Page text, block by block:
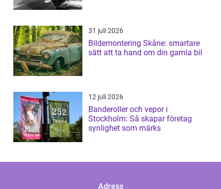
31 juli 2026
Bildemontering Skåne: smartare
sätt att ta hand om din gamla bil
12 juli 2026
Banderoller och vepor i
Stockholm: Så skapar företag
synlighet som märks
Adress